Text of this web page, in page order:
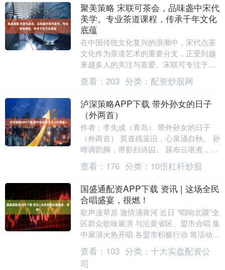
聚美策略 宋联可茶会，品味盏中宋代
美学。专业茶道课程，传承千年文化
底蕴
在中国传统文化复兴的浪潮中，宋代点茶
文化作为茶道艺术的重要分支，正受到越
来越多人的关注与喜爱。宋联可专注于宋
代点茶文化的传承与推广，致力于让更多
人了解并体验点茶....
查看： 203 分类： 配资炒股网
泸深策略APP下载 带外孙女的日子
（外两首）
作者：李先成（青岛） 带外孙女的日子
（外两首） 莫道残笺旧，心泉涌自秋。 孙
啼调韵脚，帚影扫诗囚。 尿布云堪煮，油
锅雷可收。 忽惊窗隙处，月舀勺中稠。 崂
山秋怀....
查看： 176 分类： 10倍杠杆炒股
国盛通配资APP下载 资讯 | 这场全民
合唱盛宴，很燃！
歌声漫草原 激情涌黄河 近日 “唱响北疆”全
区群众歌咏展演 与沿黄省区、盟市合唱 集
中展演火热开唱 各盟市积极行动 将活动延
伸至基层 黄河主题歌曲响彻城乡 一场....
查看： 103 分类： 十大实盘配资公
司